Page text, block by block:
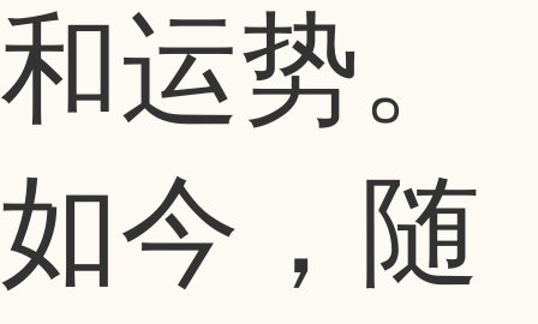
和运势。
如今，随